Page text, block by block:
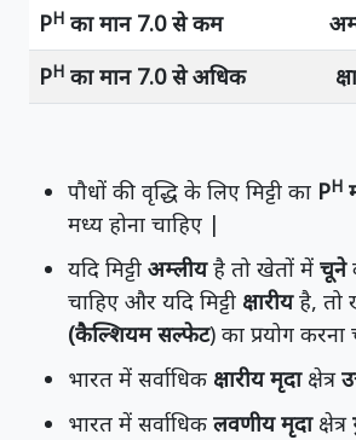
PH का मान 7.0 से कम
PH का मान 7.0 से अधिक
पौधों की वृद्धि के लिए मिट्टी का PH
मध्य होना चाहिए |
यदि मिट्टी अम्लीयहै तो खेतों में चूने
चाहिए और यदि मिट्टी क्षारीयहै, तो
(कैल्शियम सल्फेट) का प्रयोग करना
भारत में सर्वाधिक क्षारीय मृदाक्षेत्र
भारत में सर्वाधिक लवणीय मृदाक्षेत्र